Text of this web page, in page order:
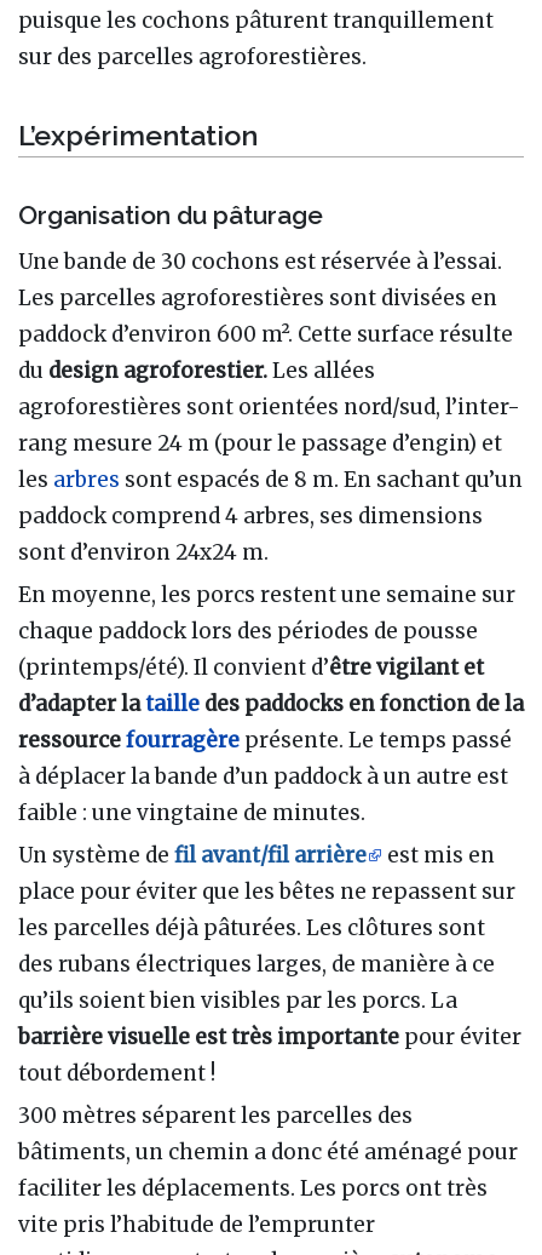
puisque les cochons pâturent tranquillement
sur des parcelles agroforestières.
L’expérimentation
Organisation du pâturage
Une bande de 30 cochons est réservée à l’essai.
Les parcelles agroforestières sont divisées en
paddock d’environ 600 m². Cette surface résulte
du design agroforestier.Les allées
agroforestières sont orientées nord/sud, l’inter-
rang mesure 24 m (pour le passage d’engin) et
les arbres sont espacés de 8 m. En sachant qu’un
paddock comprend 4 arbres, ses dimensions
sont d’environ 24x24 m.
En moyenne, les porcs restent une semaine sur
chaque paddock lors des périodes de pousse
(printemps/été). Il convient d’être vigilant et
d’adapter lataille des paddocks en fonction de la
ressourcefourragère présente. Le temps passé
à déplacer la bande d’un paddock à un autre est
faible : une vingtaine de minutes.
Un système de fil avant/fil arrière
est mis en
place pour éviter que les bêtes ne repassent sur
les parcelles déjà pâturées. Les clôtures sont
des rubans électriques larges, de manière à ce
qu’ils soient bien visibles par les porcs. La
barrière visuelle est très importante pour éviter
tout débordement !
300 mètres séparent les parcelles des
bâtiments, un chemin a donc été aménagé pour
faciliter les déplacements. Les porcs ont très
vite pris l’habitude de l’emprunter